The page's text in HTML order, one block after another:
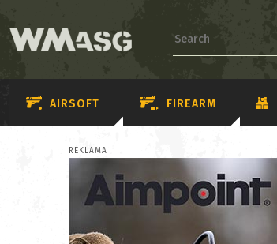
AIRSOFT FIREARM
REKLAMA